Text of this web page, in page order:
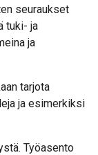
seuraukset
tuki- ja
ja
tarjota
ja esimerkiksi
Työasento